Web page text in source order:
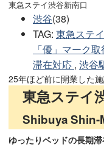
東急ステイ渋谷新南口
渋谷(38)
TAG: 東急ステイ
「優」マーク
滞在対応 , 渋谷
25年ほど前に開業した施
東急ステイ
Shibuya
ゆったりベッドの長期